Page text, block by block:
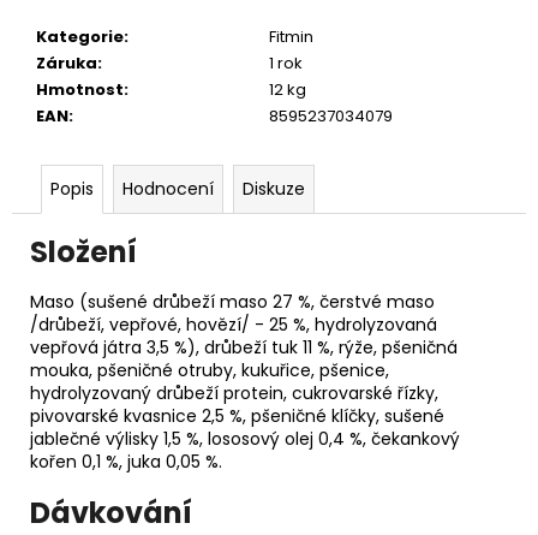
Kategorie:
Fitmin
Záruka:
1 rok
Hmotnost:
12 kg
EAN: 8595237034079
Popis Hodnocení Diskuze
Složení
Maso (sušené drůbeží maso 27 %, čerstvé maso
/drůbeží, vepřové, hovězí/ - 25 %, hydrolyzovaná
vepřová játra 3,5 %), drůbeží tuk 11 %, rýže, pšeničná
mouka, pšeničné otruby, kukuřice, pšenice,
hydrolyzovaný drůbeží protein, cukrovarské řízky,
pivovarské kvasnice 2,5 %, pšeničné klíčky, sušené
jablečné výlisky 1,5 %, lososový olej 0,4 %, čekankový
kořen 0,1 %, juka 0,05 %.
Dávkování